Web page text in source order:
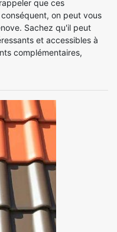
que ces
on peut vous
Sachez qu'il peut
et accessibles à
complémentaires,